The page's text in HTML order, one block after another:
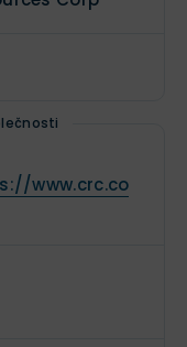
www.crc.co